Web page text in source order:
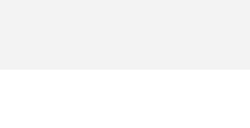
in 87 Kilometern